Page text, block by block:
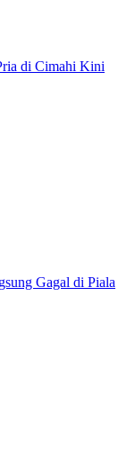
di Cimahi Kini
Gagal di Piala